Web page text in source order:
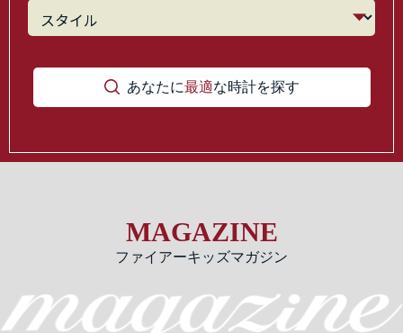
あなたに最適な時計を探す
MAGAZINE
ファイアーキッズマガジン